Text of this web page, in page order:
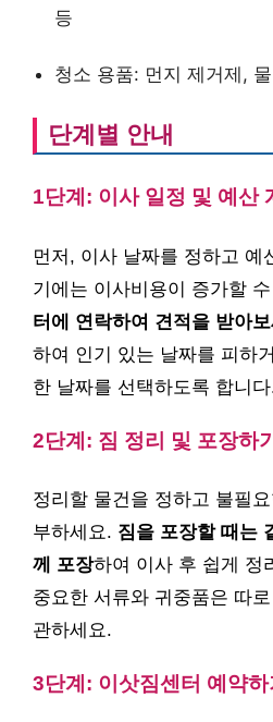
등
청소 용품: 먼지 제거제,
단계별 안내
1단계: 이사 일정 및 예산
먼저, 이사 날짜를 정하고 예
기에는 이사비용이 증가할
터에 연락하여 견적을 받아
하여 인기 있는 날짜를 피하
한 날짜를 선택하도록 합니
2단계: 짐 정리 및 포장하기
정리할 물건을 정하고 불필
부하세요. 짐을 포장할 때는
께 포장하여 이사 후 쉽게 정
중요한 서류와 귀중품은 따
관하세요.
3단계: 이삿짐센터 예약하